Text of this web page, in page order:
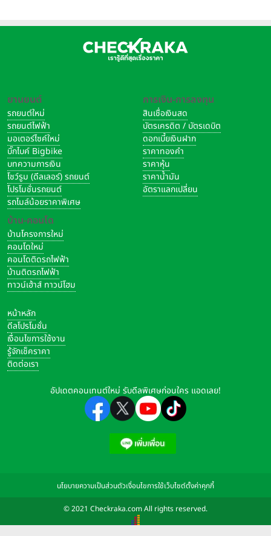
ยานยนต์
รถยนต์ใหม่
รถยนต์ไฟฟ้า
มอเตอร์ไซค์ใหม่
บิ๊กไบค์ Bigbike
บทความการเงิน
โชว์รูม (ดีลเลอร์) รถยนต์
โปรโมชั่นรถยนต์
รถไมล์น้อยราคาพิเศษ
บ้าน-คอนโด
บ้านโครงการใหม่
คอนโดใหม่
คอนโดติดรถไฟฟ้า
บ้านติดรถไฟฟ้า
ทาวน์เฮ้าส์ ทาวน์โฮม
การเงิน-การลงทุน
สินเชื่อเงินสด
บัตรเครดิต / บัตรเดบิต
ดอกเบี้ยเงินฝาก
ราคาทองคำ
ราคาหุ้น
ราคาน้ำมัน
อัตราแลกเปลี่ยน
หน้าหลัก
ดีลโปรโมชั่น
เงื่อนไขการใช้งาน
รู้จักเช็คราคา
ติดต่อเรา
อัปเดตคอนเทนต์ใหม่ รับดีลพิเศษก่อนใคร แอดเลย!
นโยบายความเป็นส่วนตัวเงื่อนไขการใช้เว็บไซต์ตั้งค่าคุกกี้
© 2021 Checkraka.com All rights reserved.